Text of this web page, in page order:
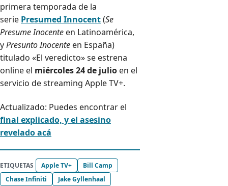
primera temporada de la
serie Presumed Innocent(Se
Presume Inocente en Latinoamérica,
yPresunto Inocente en España)
titulado «El veredicto» se estrena
online el miércoles 24 de julio en el
servicio de streaming Apple TV+.
Actualizado: Puedes encontrar el
final explicado, y el asesino
revelado acá
ETIQUETAS Apple TV+
Bill Camp
Chase Infiniti
Jake Gyllenhaal